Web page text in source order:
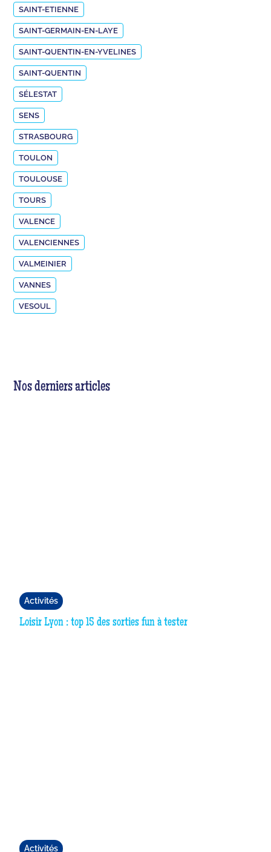
SAINT-ETIENNE
SAINT-GERMAIN-EN-LAYE
SAINT-QUENTIN-EN-YVELINES
SAINT-QUENTIN
SÉLESTAT
SENS
STRASBOURG
TOULON
TOULOUSE
TOURS
VALENCE
VALENCIENNES
VALMEINIER
VANNES
VESOUL
Nos derniers articles
Activités
Loisir Lyon : top 15 des sorties fun à tester
Activités